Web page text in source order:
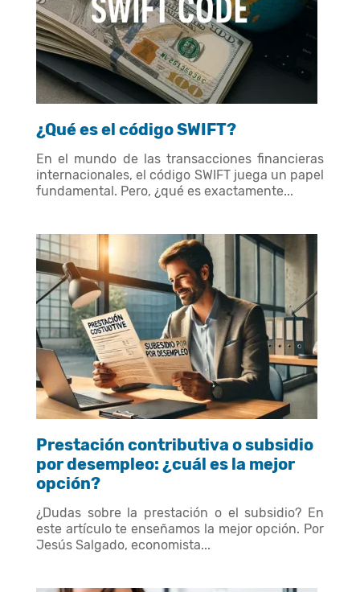
¿Qué es el código SWIFT?
En el mundo de las transacciones financieras
internacionales, el código SWIFT juega un papel
fundamental. Pero, ¿qué es exactamente...
Prestación contributiva o subsidio
por desempleo: ¿cuál es la mejor
opción?
¿Dudas sobre la prestación o el subsidio? En
este artículo te enseñamos la mejor opción. Por
Jesús Salgado, economista...